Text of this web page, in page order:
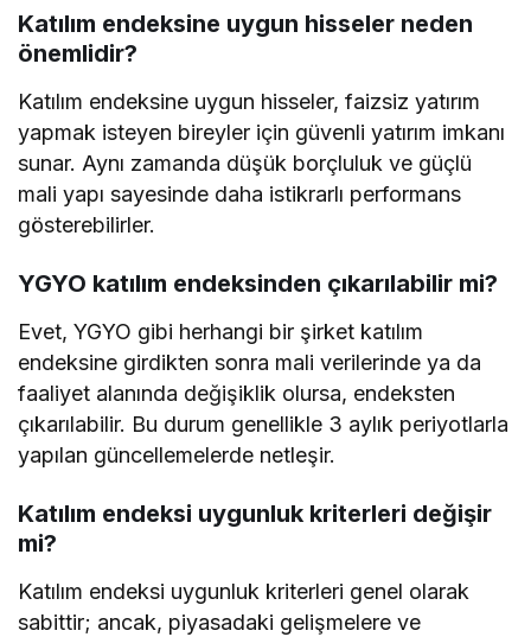
Katılım endeksine uygun hisseler neden
önemlidir?
Katılım endeksine uygun hisseler, faizsiz yatırım
yapmak isteyen bireyler için güvenli yatırım imkanı
sunar. Aynı zamanda düşük borçluluk ve güçlü
mali yapı sayesinde daha istikrarlı performans
gösterebilirler.
YGYO katılım endeksinden çıkarılabilir mi?
Evet, YGYO gibi herhangi bir şirket katılım
endeksine girdikten sonra mali verilerinde ya da
faaliyet alanında değişiklik olursa, endeksten
çıkarılabilir. Bu durum genellikle 3 aylık periyotlarla
yapılan güncellemelerde netleşir.
Katılım endeksi uygunluk kriterleri değişir
mi?
Katılım endeksi uygunluk kriterleri genel olarak
sabittir; ancak, piyasadaki gelişmelere ve